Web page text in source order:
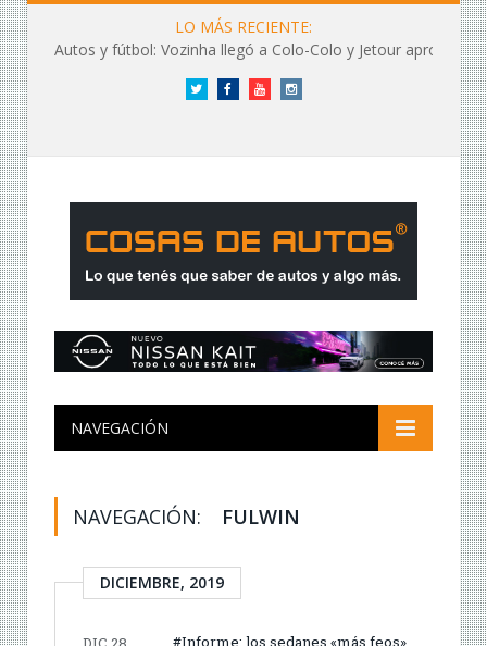
LO MÁS RECIENTE:
Autos y fútbol: Vozinha llegó a Colo-Colo y Jetour aprovechó los flashes
Twitter FacebookYouTubeInstagram
NAVEGACIÓN
NAVEGACIÓN: FULWIN
DICIEMBRE, 2019
#Informe: los sedanes «más feos»